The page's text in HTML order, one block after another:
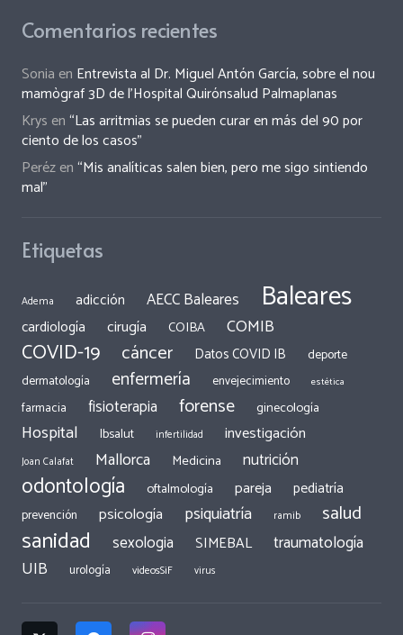
Comentarios recientes
Sonia en Entrevista al Dr. Miguel Antón García, sobre el nou
mamògraf 3D de l’Hospital Quirónsalud Palmaplanas
Krys en“Las arritmias se pueden curar en más del 90 por
ciento de los casos”
Perézen“Mis analíticas salen bien, pero me sigo sintiendo
mal”
Etiquetas
Adema adicción AECC Baleares Baleares
cardiología cirugía COIBA COMIB
COVID-19 cáncer Datos COVID IB
deporte
dermatología
enfermería envejecimiento estética
farmacia fisioterapia forense ginecología
Hospital Ibsalut infertilidad investigación
Joan Calafat Mallorca Medicina nutrición
odontología oftalmología pareja pediatría
prevención psicología psiquiatría ramib salud
sanidad sexologia SIMEBAL traumatología
UIB urología videosSiF virus